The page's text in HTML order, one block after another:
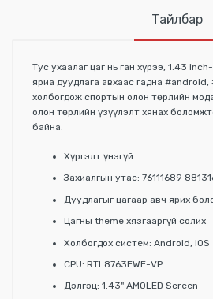
Тайлбар
Тус ухаалаг цаг нь ган хүрээ, 1.43
яриа дуудлага авхаас гадна
холбогдож спортын олон төрлийн
олон төрлийн үзүүлэлт хянах
байна.
Хүргэлт үнэгүй
Захиалгын утас: 76111689
Дуудлагыг цагаар авч ярих
Цагны theme хязгааргүй солих
Холбогдох систем: Android, IOS
CPU: RTL8763EWE-VP
Дэлгэц: 1.43" AMOLED Screen